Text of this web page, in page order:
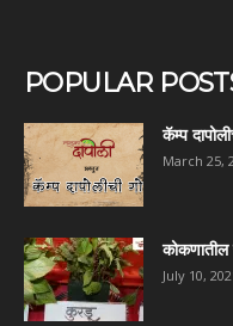
POPULAR
कॅम्प
March 25,
कोकणातील
July 10,